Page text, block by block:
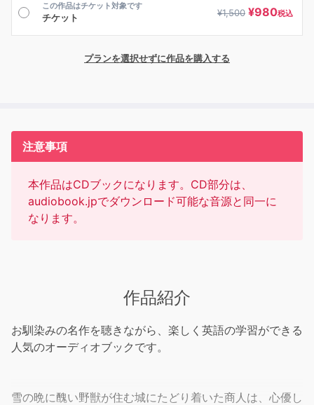
この作品はチケット対象です
チケット ¥1,500 ¥980税込
プランを選択せずに作品を購入する
注意事項
本作品はCDブックになります。CD部分は、
audiobook.jpでダウンロード可能な音源と同一に
なります。
作品紹介
お馴染みの名作を聴きながら、楽しく英語の学習ができる
人気のオーディオブックです。
雪の晩に醜い野獣が住む城にたどり着いた商人は、心優し